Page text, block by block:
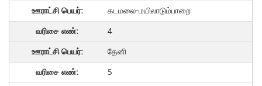
கடமலை-மயிலாடும்பாறை
4
தேனி
5